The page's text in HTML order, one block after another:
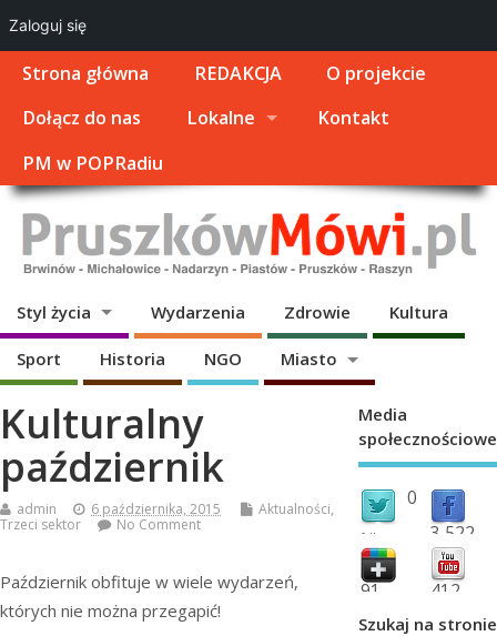
Strona główna REDAKCJA
O projekcie
Dołącz do nas
Lokalne
Kontakt
PM w POPRadiu
Styl życia Wydarzenia Zdrowie Kultura
Sport Historia NGO Miasto
Kulturalny
październik
admin 6 października, 2015 Aktualności,
Trzeci sektor
No Comment
Październik obfituje w wiele wydarzeń,
których nie można przegapić!
Media
społecznościowe
0
followers 3,522
fans
91 412
Szukaj na stronie
Zaloguj się